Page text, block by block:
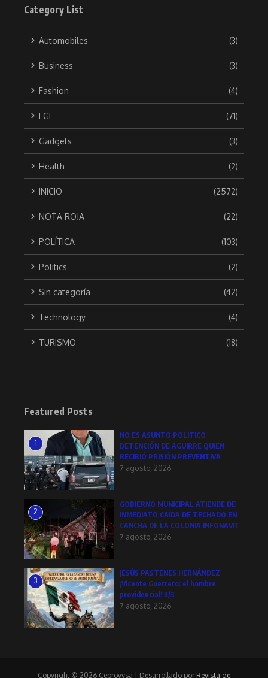
Category List
Automobiles (3)
Business (3)
Fashion (4)
FGE (71)
Gadgets (3)
Health (2)
INICIO (2572)
NOTA ROJA (22)
POLÍTICA (103)
Politics (2)
Sin categoría (42)
Technology (4)
TURISMO (18)
Featured Posts
1
NO ES ASUNTO POLÍTICO
DETENCIÓN DE AGUIRRE QUIEN
RECIBIÓ PRISIÓN PREVENTIVA
7 agosto, 2026
2
GOBIERNO MUNICIPAL ATIENDE DE
INMEDIATO CAÍDA DE TECHADO EN
CANCHA DE LA COLONIA INFONAVIT
7 agosto, 2026
3
JESÚS PASTENES HERNÁNDEZ
¡Vicente Guerrero: el hombre
providencial! 3/3
7 agosto, 2026
Copyright © 2026 Ceprovysa | Desarrollado por Revista de